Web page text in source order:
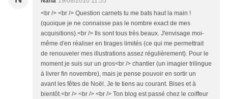
<br /> <br /> Question carnets tu me bats haut la main !
(quoique je ne connaisse pas le nombre exact de mes
acquisitions).<br /> Ils sont tous très beaux. J'envisage moi-
même d'en réaliser en tirages limités (ce qui me permettrait
de renouveler mes illustrations assez régulièrement). Pour le
moment je suis sur un gros<br /> chantier (un imagier trilingue
à livrer fin novembre), mais je pense pouvoir en sortir un
avant les fêtes de Noël. Je te tiens au courant. Bises et à
bientôt.<br /> <br /> <br /> Ton blog est passé chez le coiffeur